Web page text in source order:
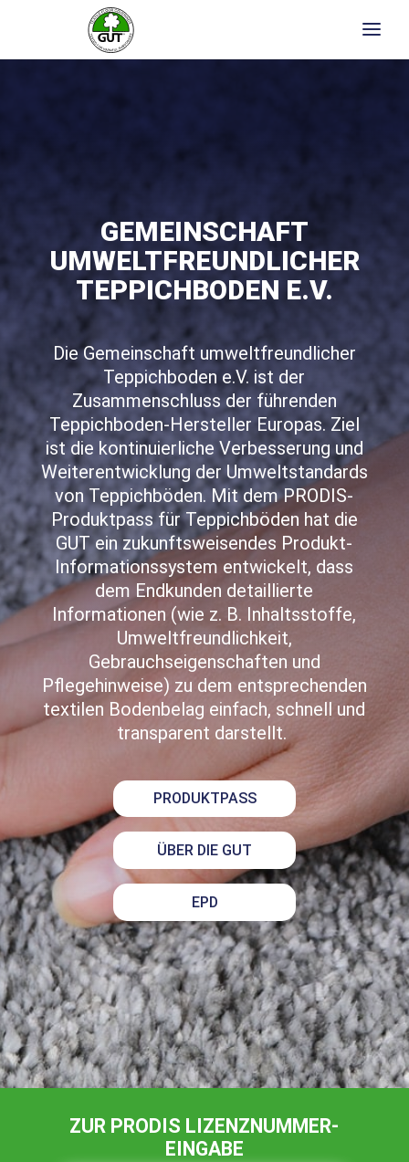
GEMEINSCHAFT
UMWELTFREUNDLICHER
TEPPICHBODEN E.V.
Die Gemeinschaft umweltfreundlicher
Teppichboden e.V. ist der
Zusammenschluss der führenden
Teppichboden-Hersteller Europas. Ziel
ist die kontinuierliche Verbesserung und
Weiterentwicklung der Umweltstandards
von Teppichböden. Mit dem PRODIS-
Produktpass für Teppichböden hat die
GUT ein zukunftsweisendes Produkt-
Informationssystem entwickelt, dass
dem Endkunden detaillierte
Informationen (wie z. B. Inhaltsstoffe,
Umweltfreundlichkeit,
Gebrauchseigenschaften und
Pflegehinweise) zu dem entsprechenden
textilen Bodenbelag einfach, schnell und
transparent darstellt.
PRODUKTPASS
ÜBER DIE GUT
EPD
ZUR PRODIS LIZENZNUMMER-
EINGABE